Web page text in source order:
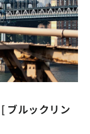
ブルックリン